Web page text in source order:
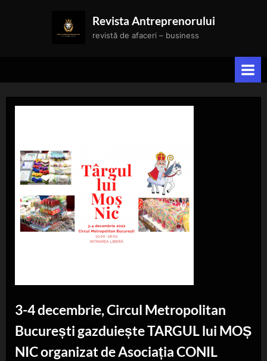
Revista Antreprenorului
revistă de afaceri – business
3-4 decembrie, Circul Metropolitan
București gazduiește TARGUL lui MOȘ
NIC organizat de Asociația CONIL